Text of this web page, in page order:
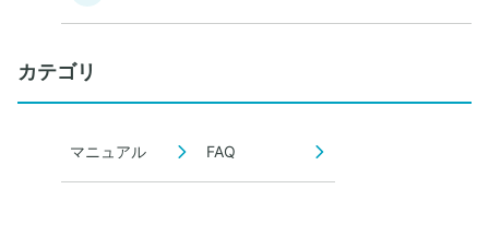
カテゴリ
マニュアル FAQ